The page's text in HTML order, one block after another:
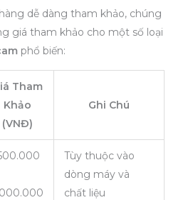
dễ dàng tham khảo, chúng
giá tham khảo cho một số loại
phổ biến:
Tham
Khảo
(VNĐ)
Ghi Chú
Tùy thuộc vào
dòng máy và
chất liệu